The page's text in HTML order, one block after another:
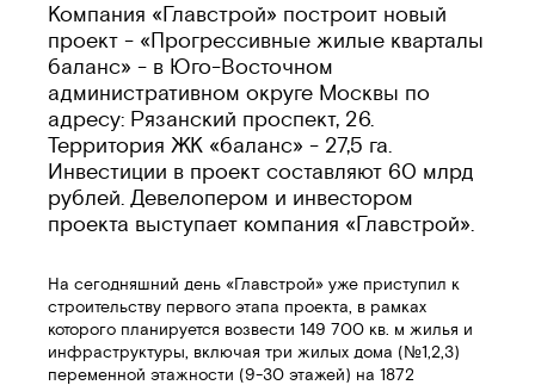
Компания «Главстрой» построит новый
проект - «Прогрессивные жилые кварталы
баланс» - в Юго-Восточном
административном округе Москвы по
адресу: Рязанский проспект, 26.
Территория ЖК «баланс» - 27,5 га.
Инвестиции в проект составляют 60 млрд
рублей. Девелопером и инвестором
проекта выступает компания «Главстрой».
На сегодняшний день «Главстрой» уже приступил к
строительству первого этапа проекта, в рамках
которого планируется возвести 149 700 кв. м жилья и
инфраструктуры, включая три жилых дома (№1,2,3)
переменной этажности (9-30 этажей) на 1872